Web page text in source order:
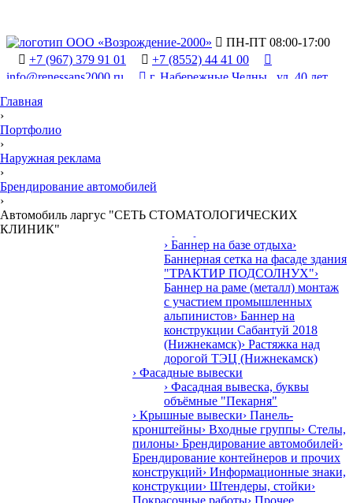
 ПН-ПТ 08:00-17:00
 +7 (967) 379 91 01  +7 (8552) 44 41 00

info@renessans2000.ru
 г. Набережные Челны , ул. 40 лет

› Наружная реклама
› Баннер на базе отдыха›
Баннерная сетка на фасаде здания
"ТРАКТИР ПОДСОЛНУХ"›
Баннер на раме (металл) монтаж
с участием промышленных
альпинистов› Баннер на
конструкции Сабантуй 2018
(Нижнекамск)› Растяжка над
дорогой ТЭЦ (Нижнекамск)
› Фасадные вывески
› Фасадная вывеска, буквы
объёмные "Пекарня"
› Крышные вывески› Панель-
кронштейны› Входные группы› Стелы,
пилоны› Брендирование автомобилей›
Брендирование контейнеров и прочих
конструкций› Информационные знаки,
конструкции› Штендеры, стойки›
Покрасочные работы› Прочее
Главная
›
Портфолио
›
Наружная реклама
›
Брендирование автомобилей
›
Автомобиль ларгус "СЕТЬ СТОМАТОЛОГИЧЕСКИХ
КЛИНИК"